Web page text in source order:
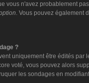
vous n'avez probablement
. Vous pouvez également
?
uniquement être édités
voté, vous pouvez alors
les sondages en